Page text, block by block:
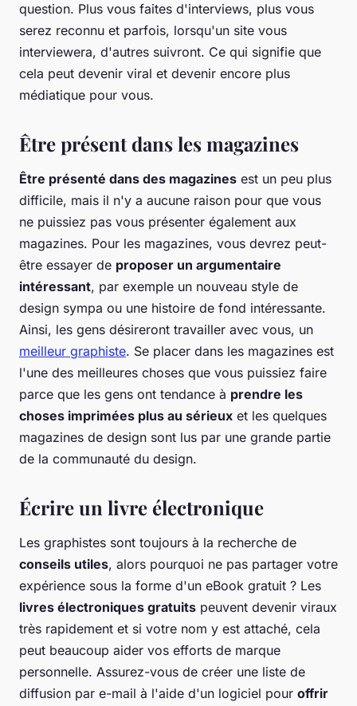
question. Plus vous faites d'interviews, plus vous
serez reconnu et parfois, lorsqu'un site vous
interviewera, d'autres suivront. Ce qui signifie que
cela peut devenir viral et devenir encore plus
médiatique pour vous.
Être présent dans les magazines
Être présenté dans des magazines est un peu plus
difficile, mais il n'y a aucune raison pour que vous
ne puissiez pas vous présenter également aux
magazines. Pour les magazines, vous devrez peut-
être essayer de proposer un argumentaire
intéressant, par exemple un nouveau style de
design sympa ou une histoire de fond intéressante.
Ainsi, les gens désireront travailler avec vous, un
meilleur graphiste. Se placer dans les magazines est
l'une des meilleures choses que vous puissiez faire
parce que les gens ont tendance à prendre les
choses imprimées plus au sérieux et les quelques
magazines de design sont lus par une grande partie
de la communauté du design.
Écrire un livre électronique
Les graphistes sont toujours à la recherche de
conseils utiles, alors pourquoi ne pas partager votre
expérience sous la forme d'un eBook gratuit ? Les
livres électroniques gratuits peuvent devenir viraux
très rapidement et si votre nom y est attaché, cela
peut beaucoup aider vos efforts de marque
personnelle. Assurez-vous de créer une liste de
diffusion par e-mail à l'aide d'un logiciel pour offrir